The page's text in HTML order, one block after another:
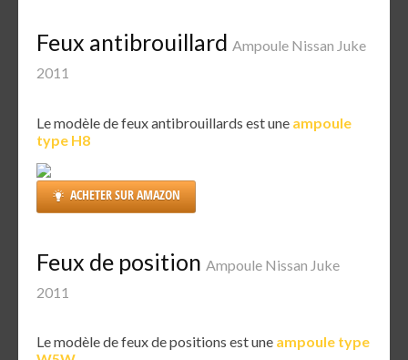
Feux antibrouillard Ampoule Nissan Juke
2011
Le modèle de feux antibrouillards est une ampoule
type H8
ACHETER SUR AMAZON
Feux de position Ampoule Nissan Juke
2011
Le modèle de feux de positions est une ampoule type